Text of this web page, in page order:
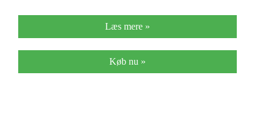
Læs mere »
Køb nu »